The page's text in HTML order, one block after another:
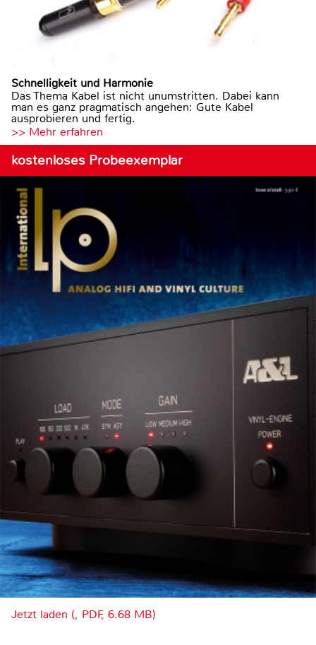
Schnelligkeit und Harmonie
Das Thema Kabel ist nicht unumstritten. Dabei kann
man es ganz pragmatisch angehen: Gute Kabel
ausprobieren und fertig.
>> Mehr erfahren
kostenloses Probeexemplar
Jetzt laden (, PDF, 6.68 MB)